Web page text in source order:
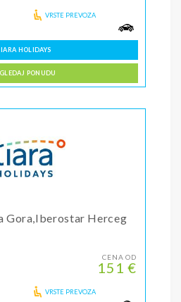
VRSTE PREVOZA
HOLIDAYS
PONUDU
Gora,Iberostar Herceg
CENA OD
151 €
VRSTE PREVOZA